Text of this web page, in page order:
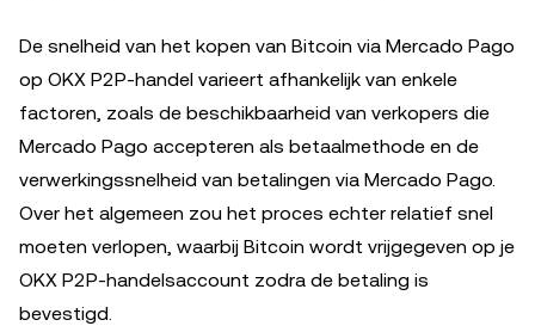
De snelheid van het kopen van Bitcoin via Mercado Pago
op OKX P2P-handel varieert afhankelijk van enkele
factoren, zoals de beschikbaarheid van verkopers die
Mercado Pago accepteren als betaalmethode en de
verwerkingssnelheid van betalingen via Mercado Pago.
Over het algemeen zou het proces echter relatief snel
moeten verlopen, waarbij Bitcoin wordt vrijgegeven op je
OKX P2P-handelsaccount zodra de betaling is
bevestigd.